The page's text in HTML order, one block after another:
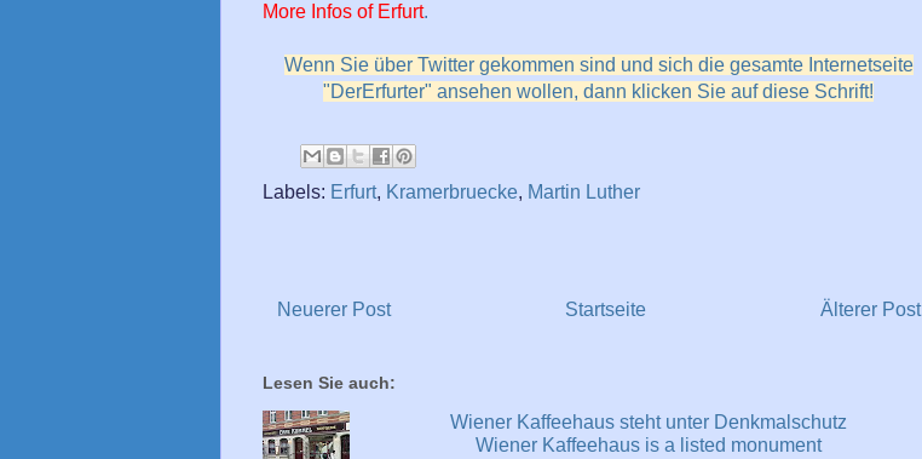
More Infos of Erfurt.
Wenn Sie über Twitter gekommen sind und sich die gesamte Internetseite
"DerErfurter" ansehen wollen, dann klicken Sie auf diese Schrift!
Labels: Erfurt, Kramerbruecke, Martin Luther
Neuerer Post Älterer Post
Startseite
Lesen Sie auch:
Wiener Kaffeehaus steht unter Denkmalschutz
Wiener Kaffeehaus is a listed monument